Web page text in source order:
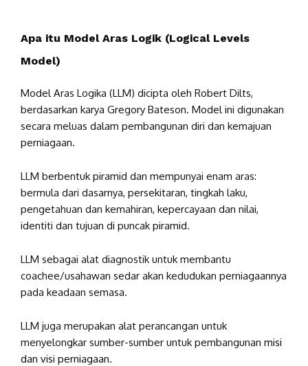
Apa itu Model Aras Logik (Logical Levels
Model)
Model Aras Logika (LLM) dicipta oleh Robert Dilts,
berdasarkan karya Gregory Bateson. Model ini digunakan
secara meluas dalam pembangunan diri dan kemajuan
perniagaan.
LLM berbentuk piramid dan mempunyai enam aras:
bermula dari dasarnya, persekitaran, tingkah laku,
pengetahuan dan kemahiran, kepercayaan dan nilai,
identiti dan tujuan di puncak piramid.
LLM sebagai alat diagnostik untuk membantu
coachee/usahawan sedar akan kedudukan perniagaannya
pada keadaan semasa.
LLM juga merupakan alat perancangan untuk
menyelongkar sumber-sumber untuk pembangunan misi
dan visi perniagaan.